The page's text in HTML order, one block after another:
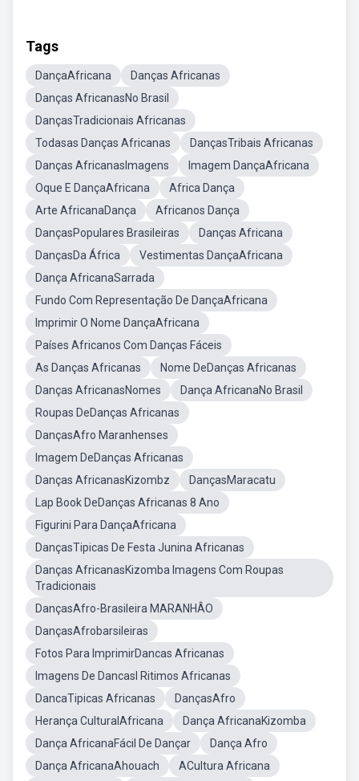
Tags
DançaAfricana
Danças Africanas
Danças AfricanasNo Brasil
DançasTradicionais Africanas
Todasas Danças Africanas
DançasTribais Africanas
Danças AfricanasImagens
Imagem DançaAfricana
Oque E DançaAfricana
Africa Dança
Arte AfricanaDança
Africanos Dança
DançasPopulares Brasileiras
Danças Africana
DançasDa África
Vestimentas DançaAfricana
Dança AfricanaSarrada
Fundo Com Representação De DançaAfricana
Imprimir O Nome DançaAfricana
Países Africanos Com Danças Fáceis
As Danças Africanas
Nome DeDanças Africanas
Danças AfricanasNomes
Dança AfricanaNo Brasil
Roupas DeDanças Africanas
DançasAfro Maranhenses
Imagem DeDanças Africanas
Danças AfricanasKizombz
DançasMaracatu
Lap Book DeDanças Africanas 8 Ano
Figurini Para DançaAfricana
DançasTipicas De Festa Junina Africanas
Danças AfricanasKizomba Imagens Com Roupas
Tradicionais
DançasAfro-Brasileira MARANHÂO
DançasAfrobarsileiras
Fotos Para ImprimirDancas Africanas
Imagens De DancasI Ritimos Africanas
DancaTipicas Africanas
DançasAfro
Herança CulturalAfricana
Dança AfricanaKizomba
Dança AfricanaFácil De Dançar
Dança Afro
Dança AfricanaAhouach
ACultura Africana